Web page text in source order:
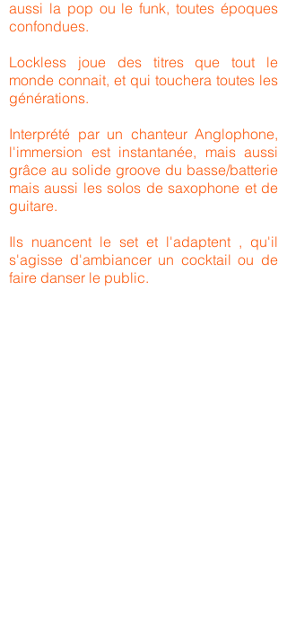
aussi la pop ou le funk, toutes époques
confondues.
Lockless joue des titres que tout le
monde connait, et qui touchera toutes les
générations.
Interprété par un chanteur Anglophone,
l'immersion est instantanée, mais aussi
grâce au solide groove du basse/batterie
mais aussi les solos de saxophone et de
guitare.
Ils nuancent le set et l'adaptent , qu'il
s'agisse d'ambiancer un cocktail ou de
faire danser le public.